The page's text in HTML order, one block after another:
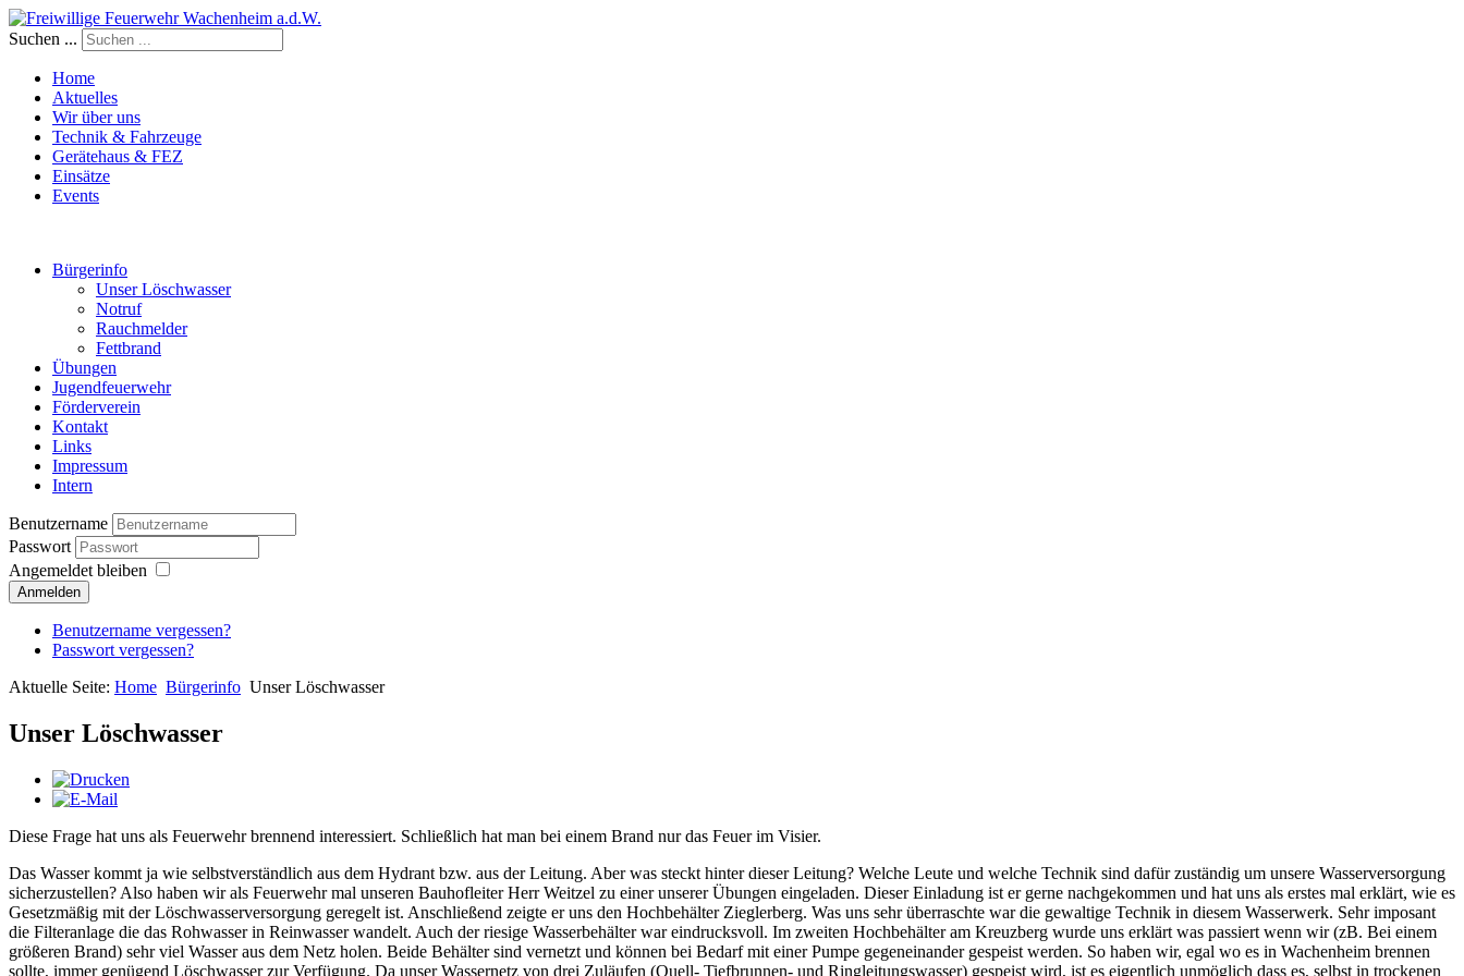
Suchen ...
Home
Aktuelles
Wir über uns
Technik & Fahrzeuge
Gerätehaus & FEZ
Einsätze
Events
Bürgerinfo
Unser Löschwasser
Notruf
Rauchmelder
Fettbrand
Übungen
Jugendfeuerwehr
Förderverein
Kontakt
Links
Impressum
Intern
Benutzername
Passwort
Angemeldet bleiben
Anmelden
Benutzername vergessen?
Passwort vergessen?
Aktuelle Seite: Home Bürgerinfo Unser Löschwasser
Unser Löschwasser
Diese Frage hat uns als Feuerwehr brennend interessiert. Schließlich hat man bei einem Brand nur das Feuer im Visier.
Das Wasser kommt ja wie selbstverständlich aus dem Hydrant bzw. aus der Leitung. Aber was steckt hinter dieser Leitung? Welche Leute und welche Technik sind dafür zuständig um unsere Wasserversorgung
sicherzustellen? Also haben wir als Feuerwehr mal unseren Bauhofleiter Herr Weitzel zu einer unserer Übungen eingeladen. Dieser Einladung ist er gerne nachgekommen und hat uns als erstes mal erklärt, wie es
Gesetzmäßig mit der Löschwasserversorgung geregelt ist. Anschließend zeigte er uns den Hochbehälter Zieglerberg. Was uns sehr überraschte war die gewaltige Technik in diesem Wasserwerk. Sehr imposant
die Filteranlage die das Rohwasser in Reinwasser wandelt. Auch der riesige Wasserbehälter war eindrucksvoll. Im zweiten Hochbehälter am Kreuzberg wurde uns erklärt was passiert wenn wir (zB. Bei einem
größeren Brand) sehr viel Wasser aus dem Netz holen. Beide Behälter sind vernetzt und können bei Bedarf mit einer Pumpe gegeneinander gespeist werden. So haben wir, egal wo es in Wachenheim brennen
sollte, immer genügend Löschwasser zur Verfügung. Da unser Wassernetz von drei Zuläufen (Quell- Tiefbrunnen- und Ringleitungswasser) gespeist wird, ist es eigentlich unmöglich dass es, selbst in trockenen